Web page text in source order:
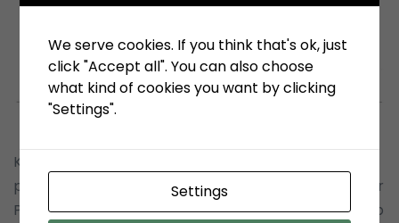
KSO Terminal Petikemas Koja mengundang
perusahaan Saudara untuk turut serta dalam Tender
Pekerjaan: Pengadaan Server Virtualisasi dan Backup
We serve cookies. If you think that's ok, just
click "Accept all". You can also choose
what kind of cookies you want by clicking
"Settings".
Settings